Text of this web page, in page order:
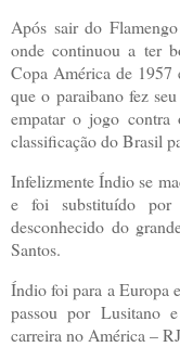
Após sair do
onde continuou a ter
Copa América de 1957
que o paraibano fez
empatar o jogo
classificação do Brasil
Infelizmente Índio se
e foi substituído por
desconhecido do
Santos.
Índio foi para a Europa
passou por Lusitano
carreira no América –